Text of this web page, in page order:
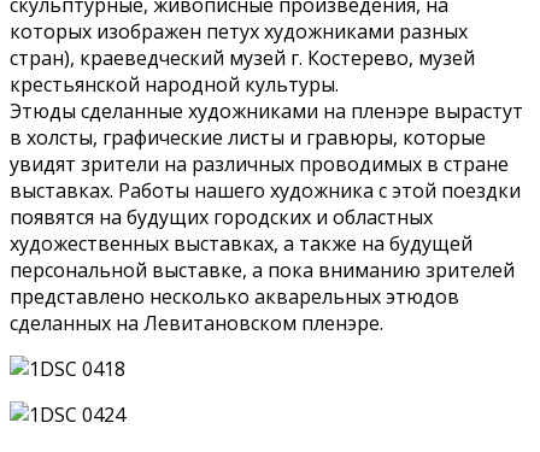
которых изображен петух художниками разных
стран), краеведческий музей г. Костерево, музей
крестьянской народной культуры.
Этюды сделанные художниками на пленэре вырастут
в холсты, графические листы и гравюры, которые
увидят зрители на различных проводимых в стране
выставках. Работы нашего художника с этой поездки
появятся на будущих городских и областных
художественных выставках, а также на будущей
персональной выставке, а пока вниманию зрителей
представлено несколько акварельных этюдов
сделанных на Левитановском пленэре.